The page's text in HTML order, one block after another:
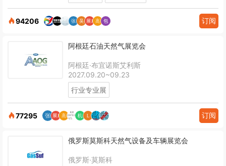
94206 订阅
阿根廷石油天然气展览会
阿根廷·布宜诺斯艾利斯
2027.09.20~09.23
行业专业展
77295 订阅
俄罗斯莫斯科天然气设备及车辆展览会
俄罗斯·莫斯科